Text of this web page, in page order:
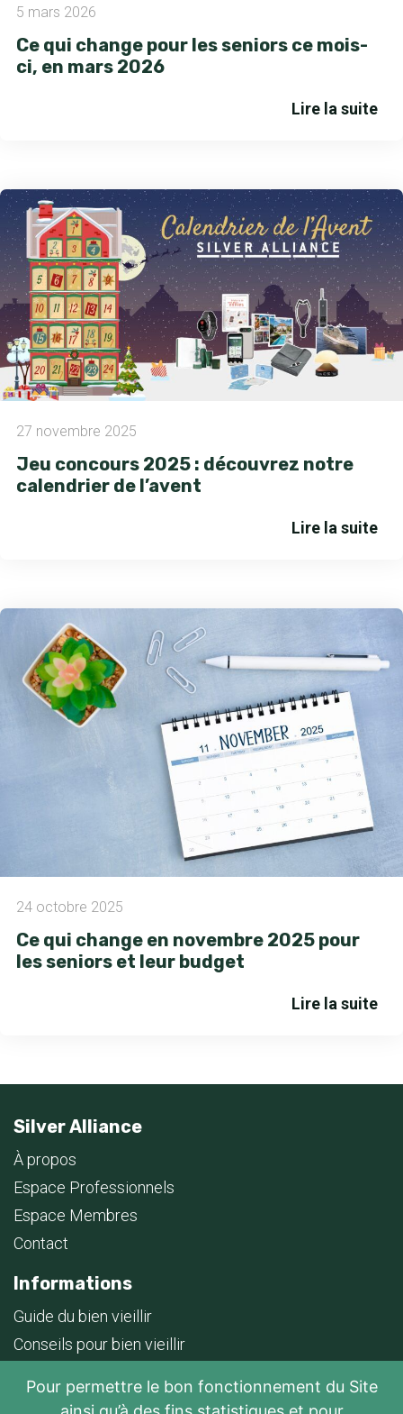
5 mars 2026
Ce qui change pour les seniors ce mois-
ci, en mars 2026
Lire la suite
27 novembre 2025
Jeu concours 2025 : découvrez notre
calendrier de l’avent
Lire la suite
24 octobre 2025
Ce qui change en novembre 2025 pour
les seniors et leur budget
Lire la suite
Silver Alliance
À propos
Espace Professionnels
Espace Membres
Contact
Informations
Guide du bien vieillir
Conseils pour bien vieillir
Plan du site
Pour permettre le bon fonctionnement du Site